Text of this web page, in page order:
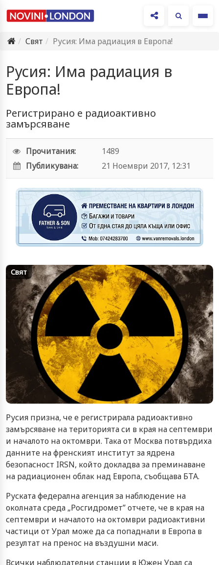
Свят
Русия: Има радиация в Европа!
Русия: Има радиация в
Европа!
Регистрирано е радиоактивно
замърсяване
Прочитания:
1489
Публикувана:
21 Ноември 2017, 12:31
Свят
Русия призна, че е регистрирала радиоактивно
замърсяване на територията си в края на септември
и началото на октомври. Така от Москва потвърдиха
данните на френският институт за ядрена
безопасност IRSN, който докладва за преминаване
на радиационен облак над Европа, съобщава БТА.
Руската федерална агенция за наблюдение на
околната среда „Росгидромет” отчете, че в края на
септември и началото на октомври радиоактивни
частици от Урал може да са попаднали в Европа в
резултат на пренос на въздушни маси.
Всички наблюдателни станции в Южен Урал са